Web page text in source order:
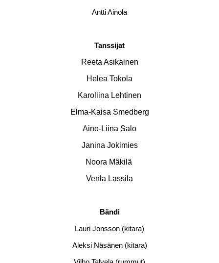
Antti Ainola
Tanssijat
Reeta Asikainen
Helea Tokola
Karoliina Lehtinen
Elma-Kaisa Smedberg
Aino-Liina Salo
Janina Jokimies
Noora Mäkilä
Venla Lassila
Bändi
Lauri Jonsson (kitara)
Aleksi Näsänen (kitara)